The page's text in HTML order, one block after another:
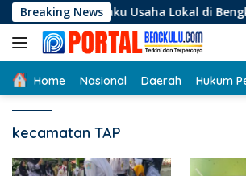
Langsung
ke
konten
Breaking News
Pelaku Usaha Lokal di Bengkulu dengan
Home Nasional Daerah Hukum
kecamatan TAP